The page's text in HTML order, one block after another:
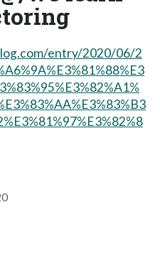
entry/2020/06/2